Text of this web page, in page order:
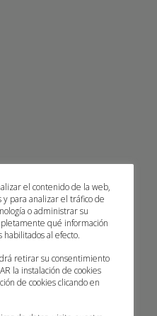
el contenido de la web,
y para analizar el tráfico de
o administrar su
qué información
habilitados al efecto.
retirar su consentimiento
la instalación de cookies
de cookies clicando en